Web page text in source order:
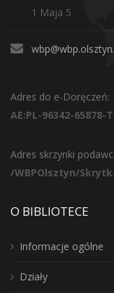
1 Maja 5
Adres do e-Doręczeń:
AE:PL-96342-65878-
Adres skrzynki
/WBPOlsztyn/
O BIBLIOTECE
Informacje ogólne
Działy